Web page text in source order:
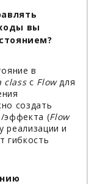
вы
в
classс Flowдля
создать
эффекта (Flow
реализации и
гибкость